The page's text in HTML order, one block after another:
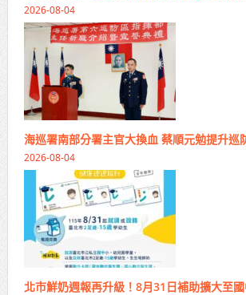
2026-08-04
海巡署南部分署主官大換血 蔡順元勉提升巡
2026-08-04
北市鮮奶週報再升級！8月31日補助擴大至